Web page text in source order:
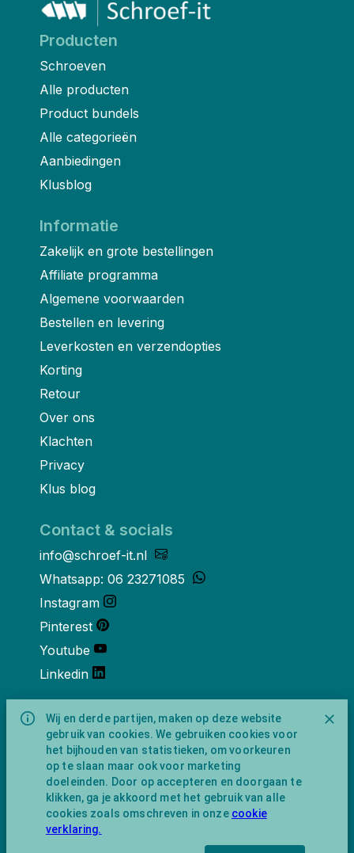
Wij en derde partijen, maken op deze website
gebruik van cookies. We gebruiken cookies voor
het bijhouden van statistieken, om voorkeuren
op te slaan maar ook voor marketing
doeleinden. Door op accepteren en doorgaan te
klikken, ga je akkoord met het gebruik van alle
cookies zoals omschreven in onze cookie
verklaring.
Producten
Schroeven
Alle producten
Product bundels
Alle categorieën
Aanbiedingen
Klusblog
Informatie
Zakelijk en grote bestellingen
Affiliate programma
Algemene voorwaarden
Bestellen en levering
Leverkosten en verzendopties
Korting
Retour
Over ons
Klachten
Privacy
Klus blog
Contact & socials
info@schroef-it.nl
Whatsapp: 06 23271085
Instagram
Pinterest
Youtube
Linkedin
Over ons
Schroef-it is een handelsnaam van
NewFeather B.V. geregisteerd onder KVK
nummer 91702593 met BTW-
identificatienummer NL865743009B01.
Postadres Amsterdamseweg 91 1422 AC
Uithoorn (geen bezoekadres).